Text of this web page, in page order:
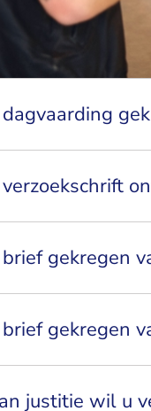
gekregen
gekregen
justitie wil u